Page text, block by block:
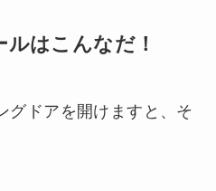
はこんなだ！
グドアを開けますと、そ